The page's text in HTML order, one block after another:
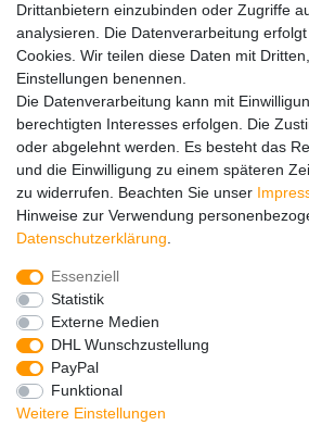
Versandinfos
FAQ
Ersatzteile
Registrieren
Wir versenden mit
Impressum
Barrierefreiheitserklärung
Vertrag widerrufen
Drittanbietern einzubinden oder Zugriffe
analysieren. Die Datenverarbeitung
Cookies. Wir teilen diese Daten mit
Einstellungen benennen.
Die Datenverarbeitung kann mit
berechtigten Interesses erfolgen. Die
oder abgelehnt werden. Es besteht das
und die Einwilligung zu einem späteren
zu widerrufen. Beachten Sie unser
Hinweise zur Verwendung
Daten­schutz­erklärung
Essenziell
Statistik
Externe Medien
DHL Wunschzustellung
PayPal
Funktional
Weitere Einstellungen